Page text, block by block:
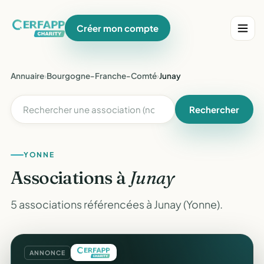
Créer mon compte
Annuaire›Bourgogne-Franche-Comté›Junay
Rechercher
YONNE
Associations à Junay
5 associations référencées à Junay (Yonne).
ANNONCE